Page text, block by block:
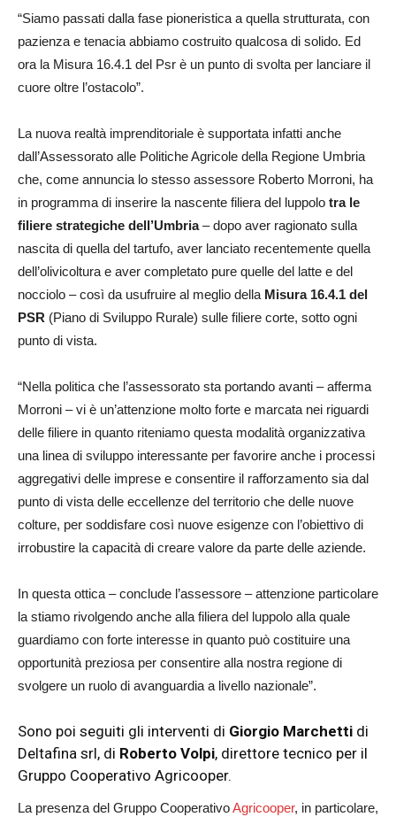
“Siamo passati dalla fase pioneristica a quella strutturata, con
pazienza e tenacia abbiamo costruito qualcosa di solido. Ed
ora la Misura 16.4.1 del Psr è un punto di svolta per lanciare il
cuore oltre l’ostacolo”.
La nuova realtà imprenditoriale è supportata infatti anche
dall’Assessorato alle Politiche Agricole della Regione Umbria
che, come annuncia lo stesso assessore Roberto Morroni, ha
in programma di inserire la nascente filiera del luppolo tra le
filiere strategiche dell’Umbria– dopo aver ragionato sulla
nascita di quella del tartufo, aver lanciato recentemente quella
dell’olivicoltura e aver completato pure quelle del latte e del
nocciolo – così da usufruire al meglio della Misura 16.4.1 del
PSR (Piano di Sviluppo Rurale) sulle filiere corte, sotto ogni
punto di vista.
“Nella politica che l’assessorato sta portando avanti – afferma
Morroni – vi è un’attenzione molto forte e marcata nei riguardi
delle filiere in quanto riteniamo questa modalità organizzativa
una linea di sviluppo interessante per favorire anche i processi
aggregativi delle imprese e consentire il rafforzamento sia dal
punto di vista delle eccellenze del territorio che delle nuove
colture, per soddisfare così nuove esigenze con l’obiettivo di
irrobustire la capacità di creare valore da parte delle aziende.
In questa ottica – conclude l’assessore – attenzione particolare
la stiamo rivolgendo anche alla filiera del luppolo alla quale
guardiamo con forte interesse in quanto può costituire una
opportunità preziosa per consentire alla nostra regione di
svolgere un ruolo di avanguardia a livello nazionale”.
Sono poi seguiti gli interventi di Giorgio Marchetti di
Deltafina srl, di Roberto Volpi, direttore tecnico per il
Gruppo Cooperativo Agricooper.
La presenza del Gruppo CooperativoAgricooper, in particolare,